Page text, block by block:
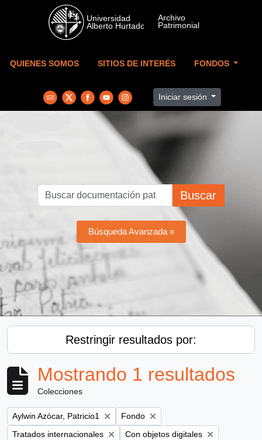
Skip to main content
QUIENES SOMOS SITIOS DE INTERÉS FONDOS
Iniciar sesión
Buscar
Búsqueda Avanzada »
Restringir resultados por:
Mostrando 1 resultados
Colecciones
Remove filter:
Aylwin Azócar, Patricio1 Remove filter:
Fondo
Remove filter:
Tratados internacionales Remove filter:
Con objetos digitales